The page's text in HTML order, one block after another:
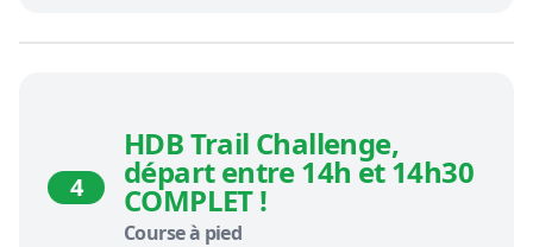
4
HDB Trail Challenge,
départ entre 14h et 14h30
COMPLET !
Course à pied